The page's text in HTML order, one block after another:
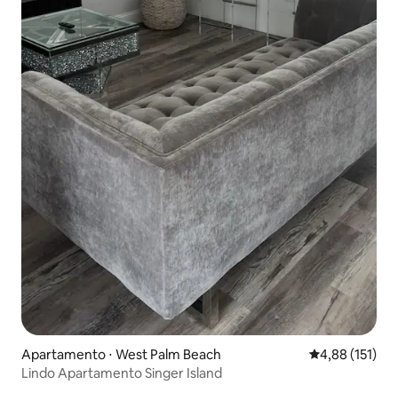
Apartamento ⋅ West Palm Beach 4,88 de uma
4,88 (151)
Lindo Apartamento Singer Island